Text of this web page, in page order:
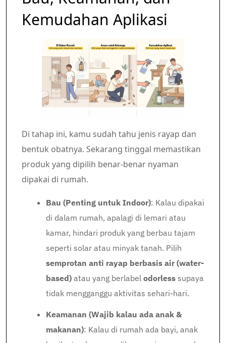
Kemudahan Aplikasi
Di tahap ini, kamu sudah tahu jenis rayap dan
bentuk obatnya. Sekarang tinggal memastikan
produk yang dipilih benar-benar nyaman
dipakai di rumah.
Bau (Penting untuk Indoor): Kalau dipakai
di dalam rumah, apalagi di lemari atau
kamar, hindari produk yang berbau tajam
seperti solar atau minyak tanah. Pilih
semprotan anti rayap berbasis air (water-
based) atau yang berlabel odorless supaya
tidak mengganggu aktivitas sehari-hari.
Keamanan (Wajib kalau ada anak &
makanan): Kalau di rumah ada bayi, anak